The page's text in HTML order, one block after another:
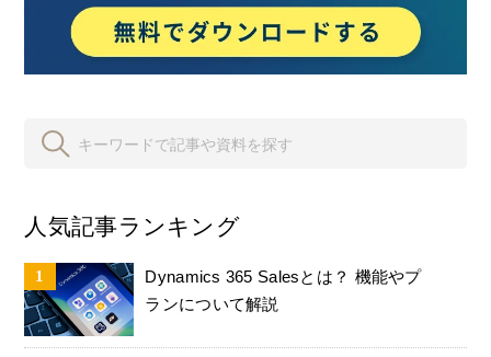
人気記事ランキング
Dynamics 365 Salesとは？ 機能やプ
ランについて解説